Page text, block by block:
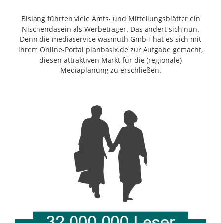
Bislang führten viele Amts- und Mitteilungsblätter ein
Nischendasein als Werbeträger. Das ändert sich nun.
Denn die mediaservice wasmuth GmbH hat es sich mit
ihrem Online-Portal planbasix.de zur Aufgabe gemacht,
diesen attraktiven Markt für die (regionale)
Mediaplanung zu erschließen.